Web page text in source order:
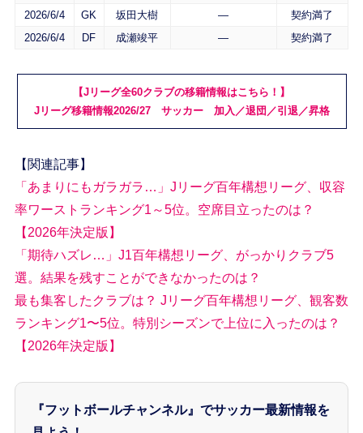
2026/6/4
GK 坂田大樹 ―
契約満了
2026/6/4
DF 成瀬竣平 ― 契約満了
【Jリーグ全60クラブの移籍情報はこちら！】
Jリーグ移籍情報2026/27 サッカー 加入／退団／引退／昇格
【関連記事】
「あまりにもガラガラ…」Jリーグ百年構想リーグ、収容
率ワーストランキング1～5位。空席目立ったのは？
【2026年決定版】
「期待ハズレ…」J1百年構想リーグ、がっかりクラブ5
選。結果を残すことができなかったのは？
最も集客したクラブは？ Jリーグ百年構想リーグ、観客数
ランキング1〜5位。特別シーズンで上位に入ったのは？
【2026年決定版】
『フットボールチャンネル』でサッカー最新情報を